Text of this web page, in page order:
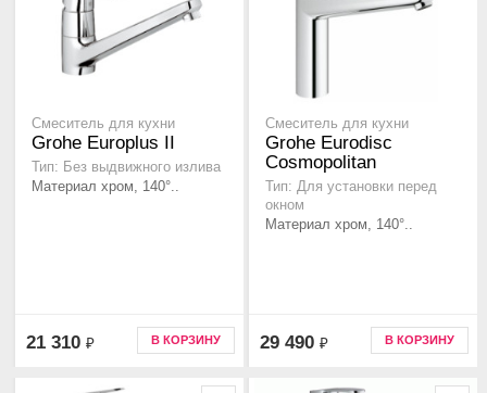
Смеситель для кухни
Grohe Europlus II
Тип: Без выдвижного излива
Материал хром, 140°..
21 310 ₽ В КОРЗИНУ
Смеситель для кухни
Grohe Eurodisc
Cosmopolitan
Тип: Для установки перед
окном
Материал хром, 140°..
29 490 ₽ В КОРЗИНУ